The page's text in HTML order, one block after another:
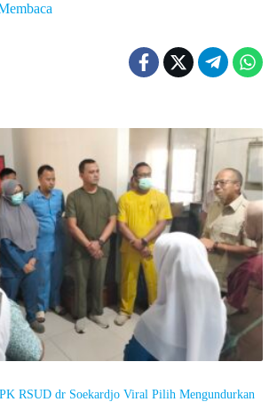
RSUD dr Soekardjo Viral Pilih Mengundurkan